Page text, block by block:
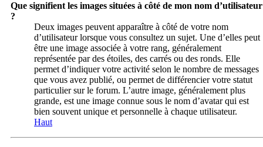
Que signifient les images situées à côté de mon nom d’utilisateur
?
Deux images peuvent apparaître à côté de votre nom
d’utilisateur lorsque vous consultez un sujet. Une d’elles peut
être une image associée à votre rang, généralement
représentée par des étoiles, des carrés ou des ronds. Elle
permet d’indiquer votre activité selon le nombre de messages
que vous avez publié, ou permet de différencier votre statut
particulier sur le forum. L’autre image, généralement plus
grande, est une image connue sous le nom d’avatar qui est
bien souvent unique et personnelle à chaque utilisateur.
Haut